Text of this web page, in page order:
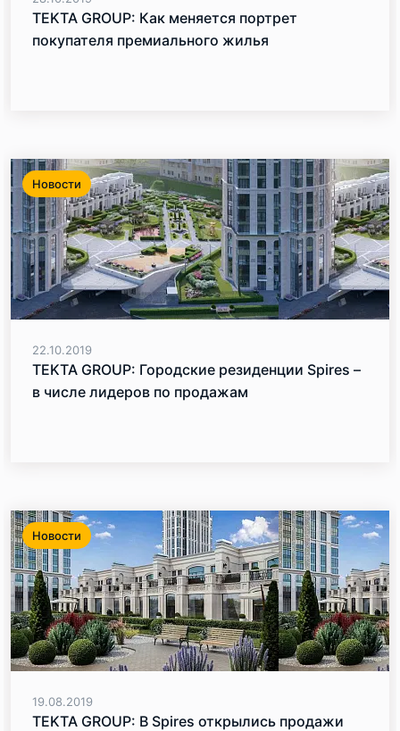
TEKTA GROUP: Как меняется портрет
покупателя премиального жилья
Новости
22.10.2019
TEKTA GROUP: Городские резиденции Spires –
в числе лидеров по продажам
Новости
19.08.2019
TEKTA GROUP: В Spires открылись продажи